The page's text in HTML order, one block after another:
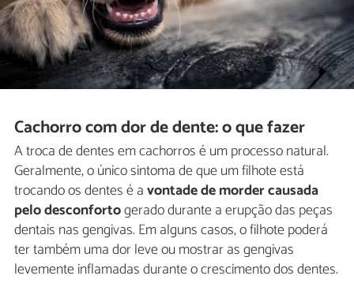
Cachorro com dor de dente: o que fazer
A troca de dentes em cachorros é um processo natural.
Geralmente, o único sintoma de que um filhote está
trocando os dentes é avontade de morder causada
pelo desconfortogerado durante a erupção das peças
dentais nas gengivas. Em alguns casos, o filhote poderá
ter também uma dor leve ou mostrar as gengivas
levemente inflamadas durante o crescimento dos dentes.